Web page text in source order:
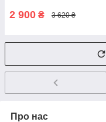
2 900 ₴ 3 620 ₴
Про нас